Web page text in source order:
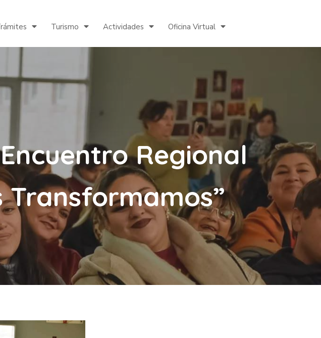
Turismo Actividades Oficina Virtual
Regional